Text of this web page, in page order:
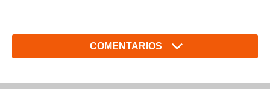
COMENTARIOS